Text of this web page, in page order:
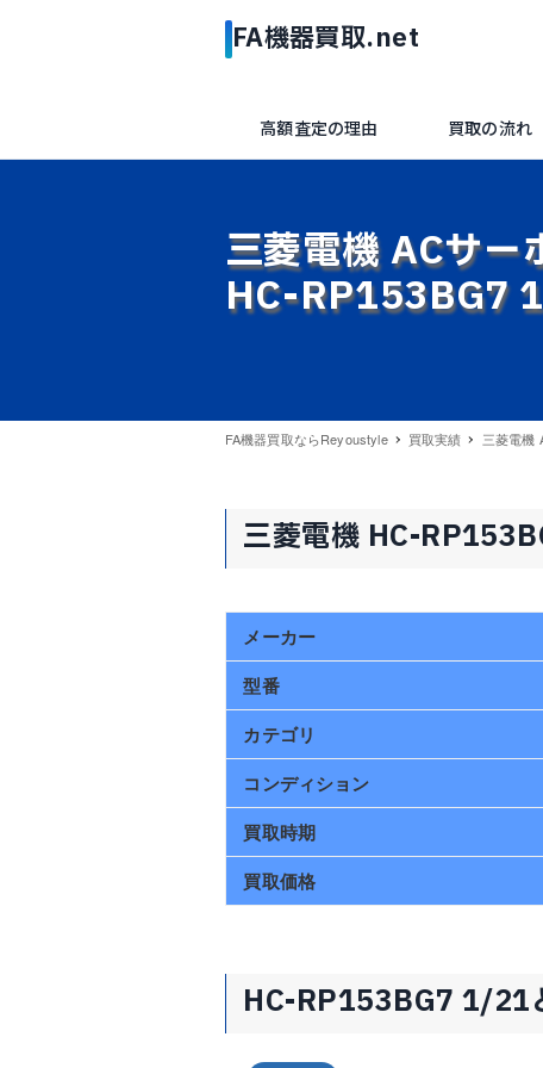
高額査定の理由 買取の流れ
三菱電機 ACサー
HC-RP153BG7
FA機器買取ならReyoustyle 買取実績 三菱電機
三菱電機 HC-
メーカー
型番
カテゴリ
コンディション
買取時期
買取価格
HC-RP153BG7 1/21